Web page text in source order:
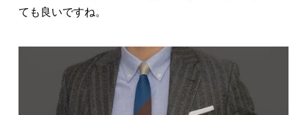
ても良いですね。